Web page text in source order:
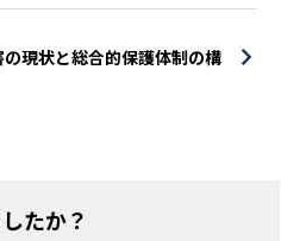
現状と総合的保護体制の構
たか？